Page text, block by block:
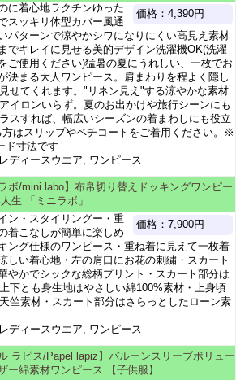
価格：4,390円
に着心地ラクチンゆった
スッキリ体型カバー風通
パターンで涼やかシワになりにくい高見え素材
でキレイに見せる美的デザイン洗濯機OK(洗濯
ご使用ください)猛暑の夏にうれしい、一枚でお
決まる大人ワンピース。肩まわりを程よく隠し
せてくれます。"リネン見え"する涼やかな素材
イロンいらず。夏のお出かけや旅行シーンにも
スすれば、幅広いシーズンの着まわしにも役立
はスリップやペチコートをご着用ください。※
ド寸法です
ディースウエア, ワンピース
ラボ/mini labo】布帛切り替えドッキングワンピー
生 「ミニラボ」
価格：7,900円
ン・スタイリングー・重
着こなしが簡単に楽しめ
ング仕様のワンピース・重ね着に見えて一枚着
しい着心地・左の肩口にお花の刺繍・スカート
やかでシックな総柄プリント・スカート部分は
下とも身生地はやさしい綿100%素材・上身頃
竺素材・スカート部分はさらっとしたローン素
ディースウエア, ワンピース
ル ラピス/Papel lapiz】バルーンスリーブボリュー
ー綿素材ワンピース 【子供服】